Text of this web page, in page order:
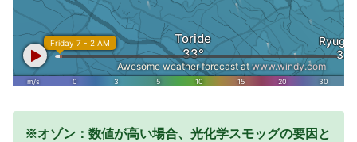
※オゾン：数値が高い場合、光化学スモッグの要因と